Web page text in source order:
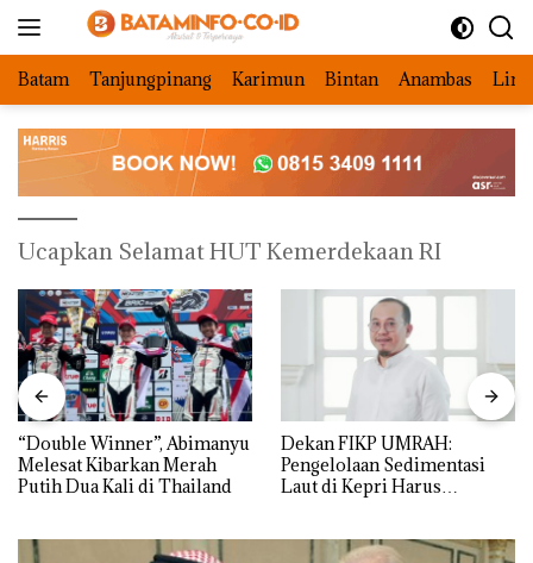
Batam Tanjungpinang Karimun Bintan Anambas
Ucapkan Selamat HUT Kemerdekaan RI
“Double Winner”, Abimanyu
Melesat Kibarkan Merah
Putih Dua Kali di Thailand
Dekan FIKP UMRAH:
Pengelolaan Sedimentasi
Laut di Kepri Harus
dengan Konservasi